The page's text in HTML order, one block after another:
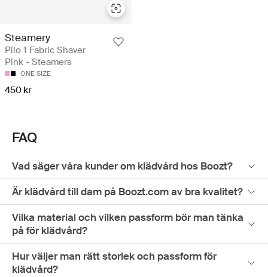
Steamery
Pilo 1 Fabric Shaver
Pink - Steamers
ONE SIZE
450 kr
FAQ
Vad säger våra kunder om klädvård hos Boozt?
Är klädvård till dam på Boozt.com av bra kvalitet?
Vilka material och vilken passform bör man tänka
på för klädvård?
Hur väljer man rätt storlek och passform för
klädvård?